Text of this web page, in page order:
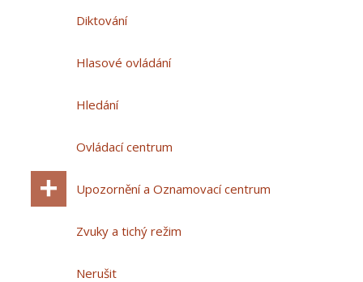
Diktování
Hlasové ovládání
Hledání
Ovládací centrum
Upozornění a Oznamovací centrum
Zvuky a tichý režim
Nerušit